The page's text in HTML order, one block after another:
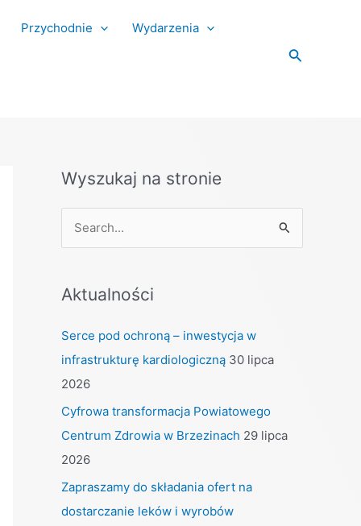
Przychodnie Wydarzenia
Search
Wyszukaj na stronie
r
c
h
f
Aktualności
Serce pod ochroną – inwestycja w
infrastrukturę kardiologiczną 30 lipca
2026
Cyfrowa transformacja Powiatowego
Centrum Zdrowia w Brzezinach 29 lipca
2026
Zapraszamy do składania ofert na
dostarczanie leków i wyrobów